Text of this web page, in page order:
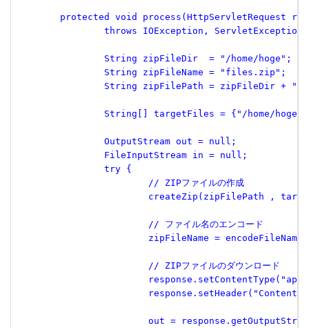
protected void process(HttpServletRequest
throws IOException, ServletException
String zipFileDir  = "/home/hoge";
String zipFileName = "files.zip";
String zipFilePath = zipFileDir + "/"
String[] targetFiles = {"/home/
OutputStream out = null;
FileInputStream in = null;
try {
// ZIPファイルの作成
createZip(zipFilePath ,
// ファイル名のエンコード
zipFileName =
// ZIPファイルのダウンロード
out =